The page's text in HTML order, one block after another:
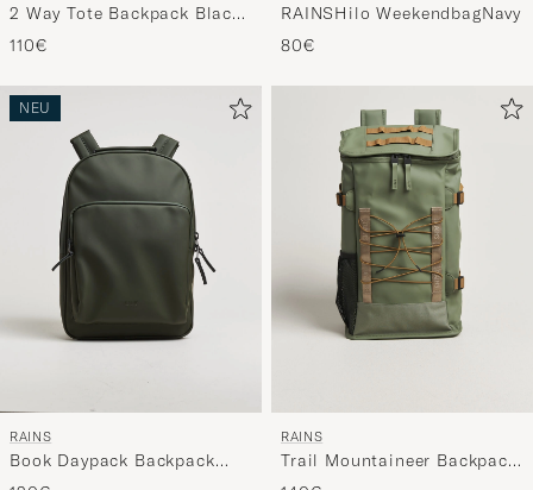
2 Way Tote Backpack Black
Green
110€
RAINSHilo WeekendbagNavy
80€
NEU
RAINS
Book Daypack Backpack
Green
RAINS
Trail Mountaineer Backpack
Well